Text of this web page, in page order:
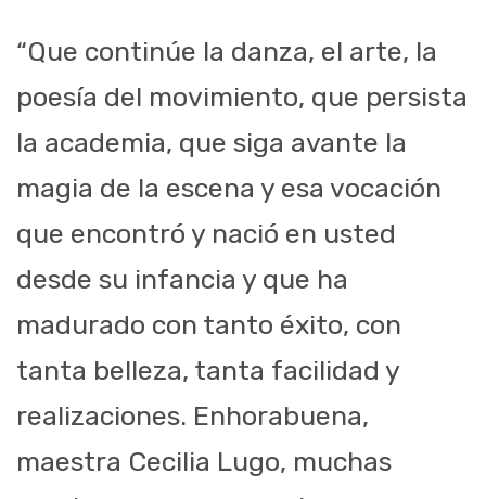
“Que continúe la danza, el arte, la
poesía del movimiento, que persista
la academia, que siga avante la
magia de la escena y esa vocación
que encontró y nació en usted
desde su infancia y que ha
madurado con tanto éxito, con
tanta belleza, tanta facilidad y
realizaciones. Enhorabuena,
maestra Cecilia Lugo, muchas